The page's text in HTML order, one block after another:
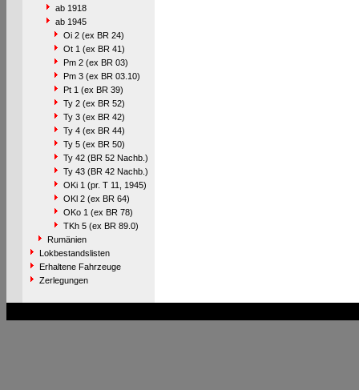
ab 1918
ab 1945
Oi 2 (ex BR 24)
Ot 1 (ex BR 41)
Pm 2 (ex BR 03)
Pm 3 (ex BR 03.10)
Pt 1 (ex BR 39)
Ty 2 (ex BR 52)
Ty 3 (ex BR 42)
Ty 4 (ex BR 44)
Ty 5 (ex BR 50)
Ty 42 (BR 52 Nachb.)
Ty 43 (BR 42 Nachb.)
OKi 1 (pr. T 11, 1945)
OKl 2 (ex BR 64)
OKo 1 (ex BR 78)
TKh 5 (ex BR 89.0)
Rumänien
Lokbestandslisten
Erhaltene Fahrzeuge
Zerlegungen